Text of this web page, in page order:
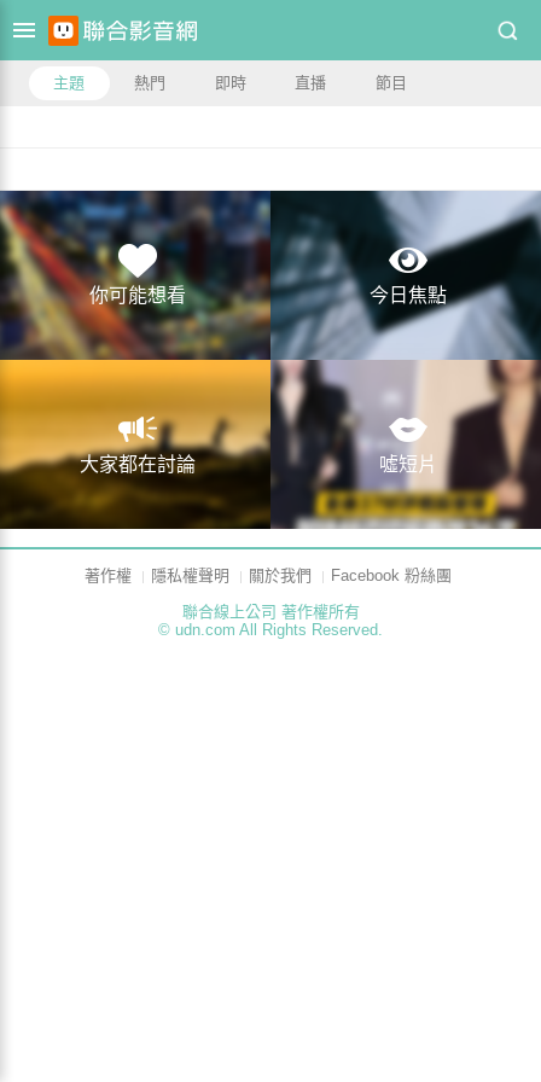
主題 熱門 即時 直播 節目
你可能想看 今日焦點
大家都在討論 噓短片
著作權 隱私權聲明 關於我們
Facebook 粉絲團
聯合線上公司 著作權所有
© udn.com All Rights Reserved.